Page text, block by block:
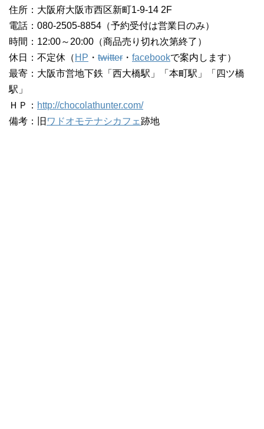
住所：大阪府大阪市西区新町1-9-14 2F
電話：080-2505-8854（予約受付は営業日のみ）
時間：12:00～20:00（商品売り切れ次第終了）
休日：不定休（ HP ・ twitter ・ facebookで案内します）
最寄：大阪市営地下鉄「西大橋駅」「本町駅」「四ツ橋
駅」
ＨＰ： http://chocolathunter.com/
備考：旧 ワドオモテナシカフェ 跡地